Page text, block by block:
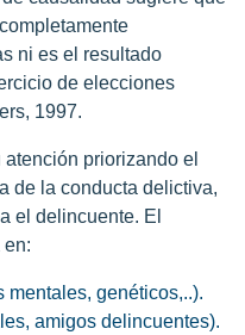
ni es el resultado
de elecciones
1997.
priorizando el
de la conducta delictiva,
el delincuente. El
mentales, genéticos,..).
amigos delincuentes).